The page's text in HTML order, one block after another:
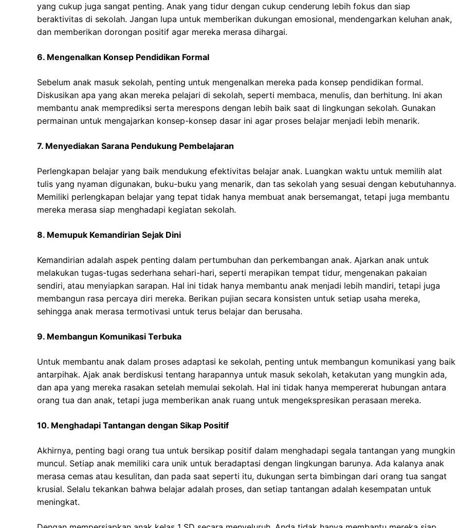
yang cukup juga sangat penting. Anak yang tidur dengan cukup cenderung lebih fokus dan siap
beraktivitas di sekolah. Jangan lupa untuk memberikan dukungan emosional, mendengarkan keluhan anak,
dan memberikan dorongan positif agar mereka merasa dihargai.
6. Mengenalkan Konsep Pendidikan Formal
Sebelum anak masuk sekolah, penting untuk mengenalkan mereka pada konsep pendidikan formal.
Diskusikan apa yang akan mereka pelajari di sekolah, seperti membaca, menulis, dan berhitung. Ini akan
membantu anak memprediksi serta merespons dengan lebih baik saat di lingkungan sekolah. Gunakan
permainan untuk mengajarkan konsep-konsep dasar ini agar proses belajar menjadi lebih menarik.
7. Menyediakan Sarana Pendukung Pembelajaran
Perlengkapan belajar yang baik mendukung efektivitas belajar anak. Luangkan waktu untuk memilih alat
tulis yang nyaman digunakan, buku-buku yang menarik, dan tas sekolah yang sesuai dengan kebutuhannya.
Memiliki perlengkapan belajar yang tepat tidak hanya membuat anak bersemangat, tetapi juga membantu
mereka merasa siap menghadapi kegiatan sekolah.
8. Memupuk Kemandirian Sejak Dini
Kemandirian adalah aspek penting dalam pertumbuhan dan perkembangan anak. Ajarkan anak untuk
melakukan tugas-tugas sederhana sehari-hari, seperti merapikan tempat tidur, mengenakan pakaian
sendiri, atau menyiapkan sarapan. Hal ini tidak hanya membantu anak menjadi lebih mandiri, tetapi juga
membangun rasa percaya diri mereka. Berikan pujian secara konsisten untuk setiap usaha mereka,
sehingga anak merasa termotivasi untuk terus belajar dan berusaha.
9. Membangun Komunikasi Terbuka
Untuk membantu anak dalam proses adaptasi ke sekolah, penting untuk membangun komunikasi yang baik
antarpihak. Ajak anak berdiskusi tentang harapannya untuk masuk sekolah, ketakutan yang mungkin ada,
dan apa yang mereka rasakan setelah memulai sekolah. Hal ini tidak hanya mempererat hubungan antara
orang tua dan anak, tetapi juga memberikan anak ruang untuk mengekspresikan perasaan mereka.
10. Menghadapi Tantangan dengan Sikap Positif
Akhirnya, penting bagi orang tua untuk bersikap positif dalam menghadapi segala tantangan yang mungkin
muncul. Setiap anak memiliki cara unik untuk beradaptasi dengan lingkungan barunya. Ada kalanya anak
merasa cemas atau kesulitan, dan pada saat seperti itu, dukungan serta bimbingan dari orang tua sangat
krusial. Selalu tekankan bahwa belajar adalah proses, dan setiap tantangan adalah kesempatan untuk
meningkat.